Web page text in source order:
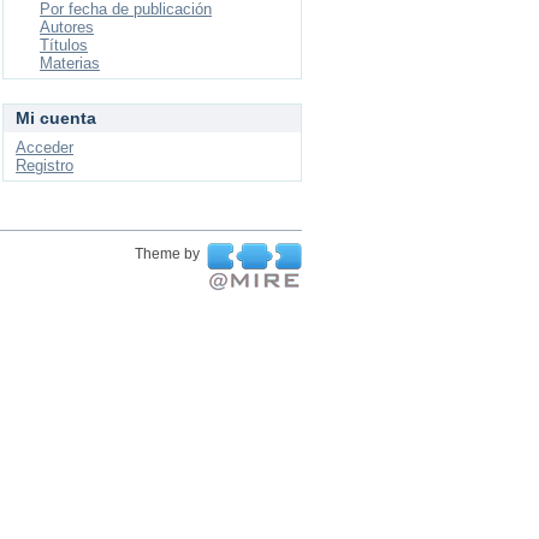
Por fecha de publicación
Autores
Títulos
Materias
Mi cuenta
Acceder
Registro
Theme by